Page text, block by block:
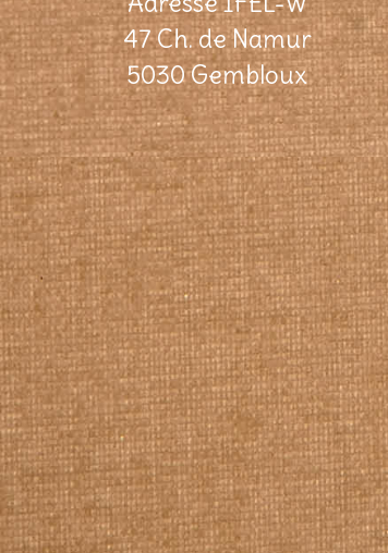
47 Ch. de Namur
5030 Gembloux